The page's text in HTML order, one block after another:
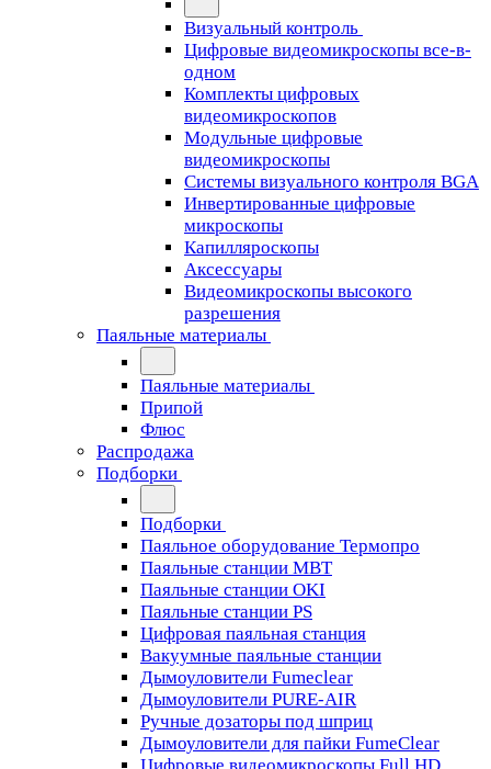
Визуальный контроль
Цифровые видеомикроскопы все-в-
одном
Комплекты цифровых
видеомикроскопов
Модульные цифровые
видеомикроскопы
Cистемы визуального контроля BGA
Инвертированные цифровые
микроскопы
Капилляроскопы
Аксессуары
Видеомикроскопы высокого
разрешения
Паяльные материалы
Паяльные материалы
Припой
Флюс
Распродажа
Подборки
Подборки
Паяльное оборудование Термопро
Паяльные станции MBT
Паяльные станции OKI
Паяльные станции PS
Цифровая паяльная станция
Вакуумные паяльные станции
Дымоуловители Fumeclear
Дымоуловители PURE-AIR
Ручные дозаторы под шприц
Дымоуловители для пайки FumeClear
Цифровые видеомикроскопы Full HD